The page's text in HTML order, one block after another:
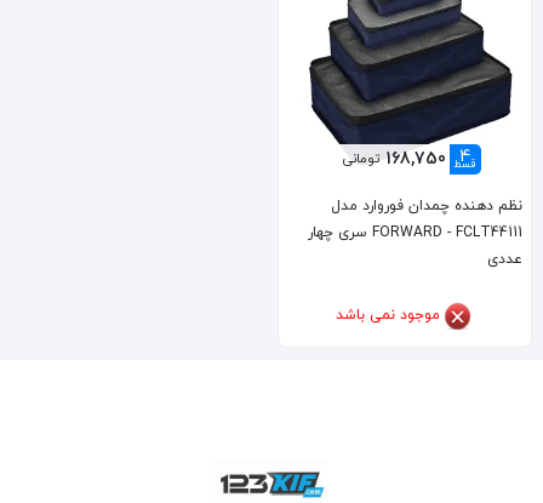
4
قسط 168,750 تومانی
نظم دهنده چمدان فوروارد مدل
FORWARD - FCLT44111 سری چهار
عددی
موجود نمی باشد